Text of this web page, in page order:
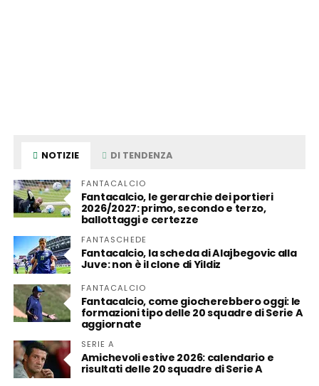
NOTIZIE DI TENDENZA
FANTACALCIO
Fantacalcio, le gerarchie dei portieri
2026/2027: primo, secondo e terzo,
ballottaggi e certezze
FANTASCHEDE
Fantacalcio, la scheda di Alajbegovic alla
Juve: non è il clone di Yildiz
FANTACALCIO
Fantacalcio, come giocherebbero oggi: le
formazioni tipo delle 20 squadre di Serie A
aggiornate
SERIE A
Amichevoli estive 2026: calendario e
risultati delle 20 squadre di Serie A